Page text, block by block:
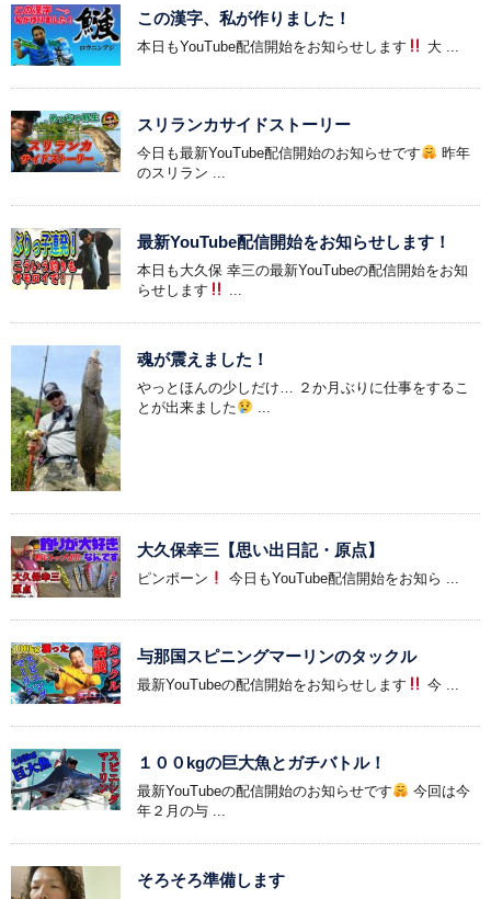
この漢字、私が作りました！
本日もYouTube配信開始をお知らせします 大 ...
スリランカサイドストーリー
今日も最新YouTube配信開始のお知らせです
昨年
のスリラン ...
最新YouTube配信開始をお知らせします！
本日も大久保 幸三の最新YouTubeの配信開始をお知
らせします
魂が震えました！
やっとほんの少しだけ… ２か月ぶりに仕事をするこ
とが出来ました
大久保幸三【思い出日記・原点】
ピンポーン 今日もYouTube配信開始をお知ら ...
与那国スピニングマーリンのタックル
最新YouTubeの配信開始をお知らせします 今 ...
１００kgの巨大魚とガチバトル！
最新YouTubeの配信開始のお知らせです
今回は今
年２月の与 ...
そろそろ準備します